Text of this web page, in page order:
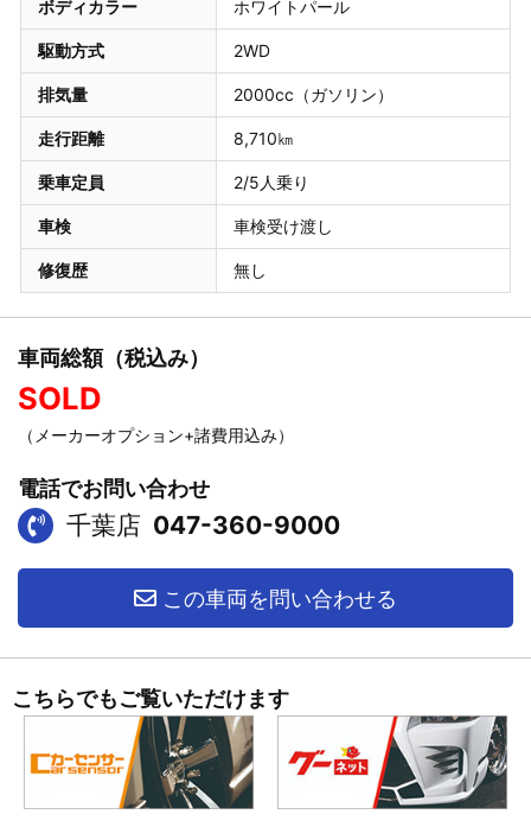
ボディカラー ホワイトパール
駆動方式 2WD
排気量 2000cc（ガソリン）
走行距離 8,710㎞
乗車定員 2/5人乗り
車検 車検受け渡し
修復歴 無し
車両総額（税込み）
SOLD
（メーカーオプション+諸費用込み）
電話でお問い合わせ
千葉店 047-360-9000
この車両を問い合わせる
こちらでもご覧いただけます